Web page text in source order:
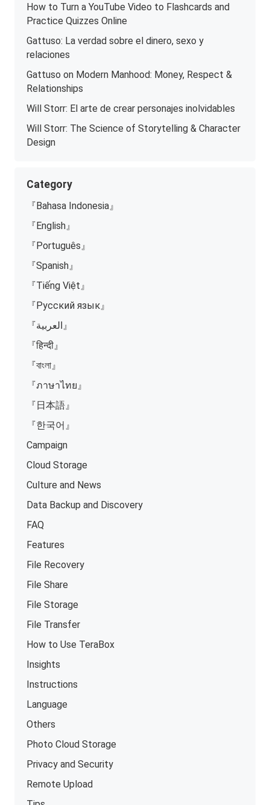
How to Turn a YouTube Video to Flashcards and
Practice Quizzes Online
Gattuso: La verdad sobre el dinero, sexo y
relaciones
Gattuso on Modern Manhood: Money, Respect &
Relationships
Will Storr: El arte de crear personajes inolvidables
Will Storr: The Science of Storytelling & Character
Design
Category
『Bahasa Indonesia』
『English』
『Português』
『Spanish』
『Tiếng Việt』
『Русский язык』
『العربية』
『हिन्दी』
『বাংলা』
『ภาษาไทย』
『日本語』
『한국어』
Campaign
Cloud Storage
Culture and News
Data Backup and Discovery
FAQ
Features
File Recovery
File Share
File Storage
File Transfer
How to Use TeraBox
Insights
Instructions
Language
Others
Photo Cloud Storage
Privacy and Security
Remote Upload